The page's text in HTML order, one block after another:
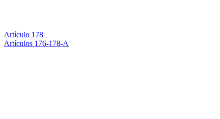
Artículo 178
Artículos 176-178-A